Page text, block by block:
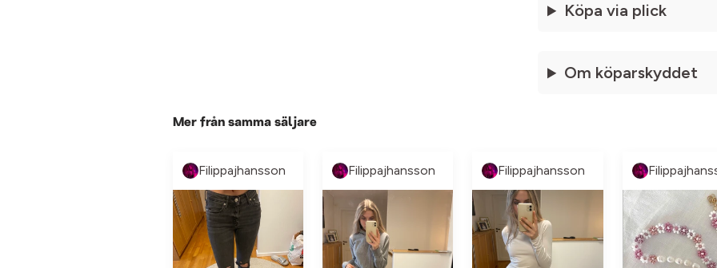
Köpa via plick
Om köparskyddet
Mer från samma säljare
Filippajhansson Filippajhansson Filippajhansson